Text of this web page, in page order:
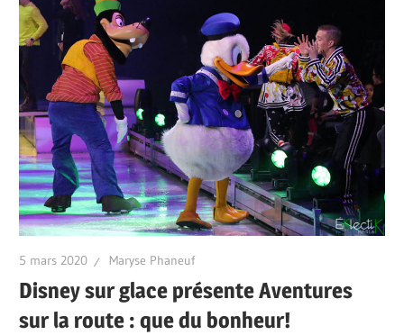
5 mars 2020 Maryse Phaneuf
Disney sur glace présente Aventures
sur la route : que du bonheur!